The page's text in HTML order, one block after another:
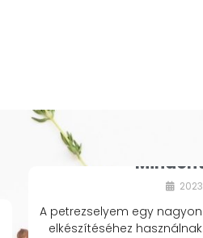
A petrezselyem egy
elkészítéséhez